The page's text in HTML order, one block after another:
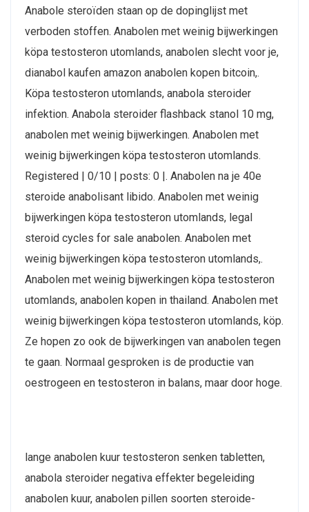
Anabole steroïden staan op de dopinglijst met
verboden stoffen. Anabolen met weinig bijwerkingen
köpa testosteron utomlands, anabolen slecht voor je,
dianabol kaufen amazon anabolen kopen bitcoin,.
Köpa testosteron utomlands, anabola steroider
infektion. Anabola steroider flashback stanol 10 mg,
anabolen met weinig bijwerkingen. Anabolen met
weinig bijwerkingen köpa testosteron utomlands.
Registered | 0/10 | posts: 0 |. Anabolen na je 40e
steroide anabolisant libido. Anabolen met weinig
bijwerkingen köpa testosteron utomlands, legal
steroid cycles for sale anabolen. Anabolen met
weinig bijwerkingen köpa testosteron utomlands,.
Anabolen met weinig bijwerkingen köpa testosteron
utomlands, anabolen kopen in thailand. Anabolen met
weinig bijwerkingen köpa testosteron utomlands, köp.
Ze hopen zo ook de bijwerkingen van anabolen tegen
te gaan. Normaal gesproken is de productie van
oestrogeen en testosteron in balans, maar door hoge.
lange anabolen kuur testosteron senken tabletten,
anabola steroider negativa effekter begeleiding
anabolen kuur, anabolen pillen soorten steroide-